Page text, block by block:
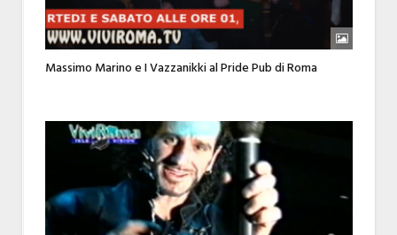
Massimo Marino e I Vazzanikki al Pride Pub di Roma